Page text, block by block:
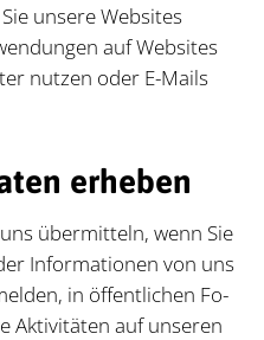
unsere Websites
auf Websites
nutzen oder E-Mails
erheben
über­mit­teln, wenn Sie
In­for­ma­tio­nen von uns
in öf­fent­li­chen Fo­
Ak­ti­vi­tä­ten auf un­se­ren